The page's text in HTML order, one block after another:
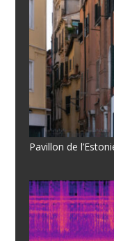
Pavillon de